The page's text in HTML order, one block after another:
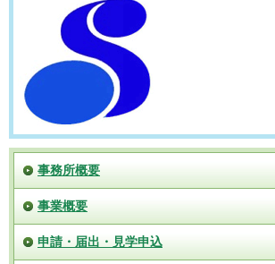
事務所概要
事業概要
申請・届出・見学申込